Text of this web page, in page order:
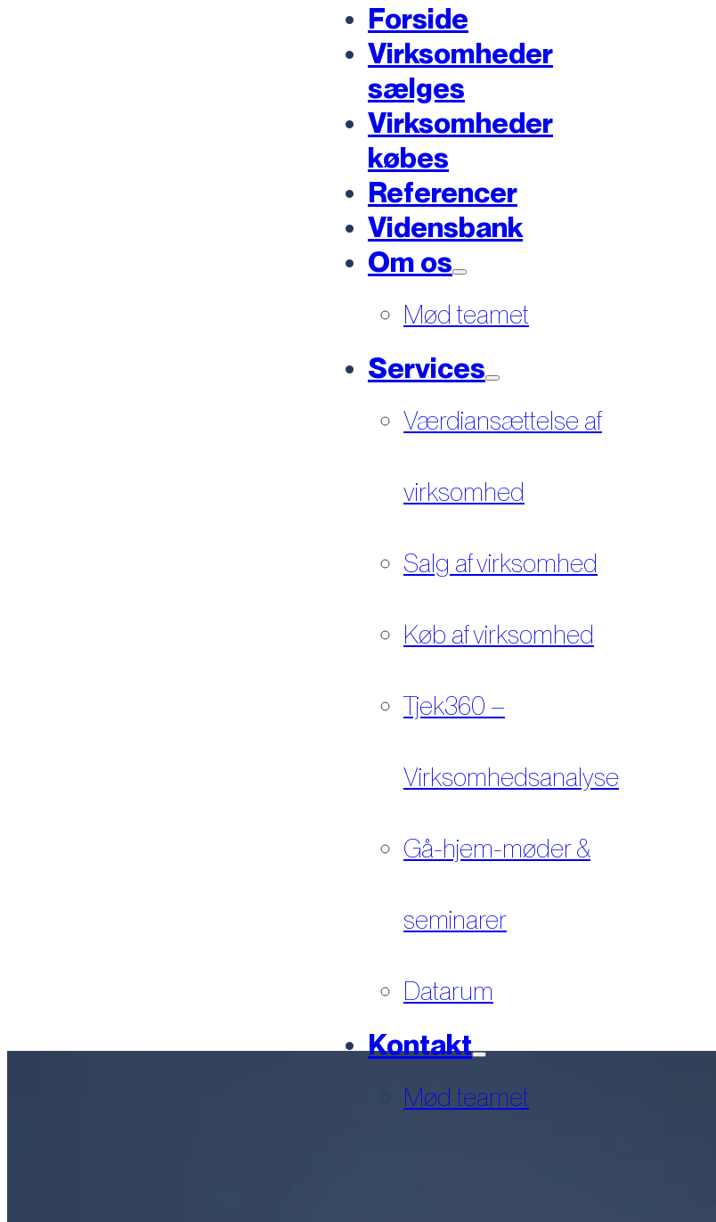
Forside
Virksomheder
sælges
Virksomheder
købes
Referencer
Vidensbank
Om os
Mød teamet
Services
Værdiansættelse af
virksomhed
Salg af virksomhed
Køb af virksomhed
Tjek360 –
Virksomhedsanalyse
Gå-hjem-møder &
seminarer
Datarum
Kontakt
Mød teamet